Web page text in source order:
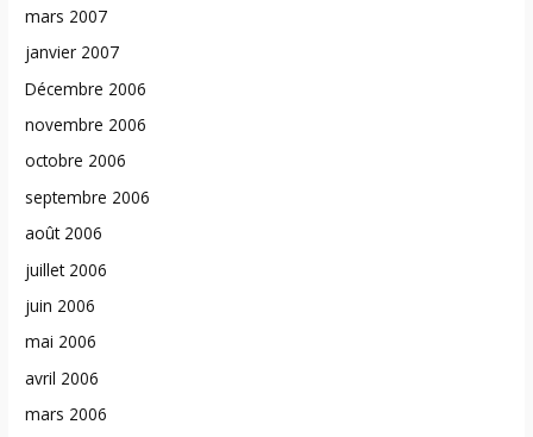
mars 2007
janvier 2007
Décembre 2006
novembre 2006
octobre 2006
septembre 2006
août 2006
juillet 2006
juin 2006
mai 2006
avril 2006
mars 2006